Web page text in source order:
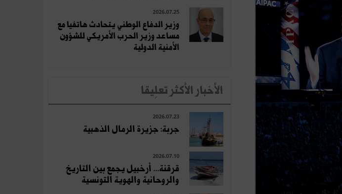
2026.07.25
وزير الدفاع الوطني يتحادث هاتفيا مع
مساعد وزير الحرب الأمريكي للشؤون
الأمنية الدولية
الأخبار الأكثر تعلِيقا
2026.07.23
جربة: جزيرة الرمال الذهبية
2026.07.10
قرقنة... أرخبيل يجمع بين التاريخ
والروحانية والهوية التونسية